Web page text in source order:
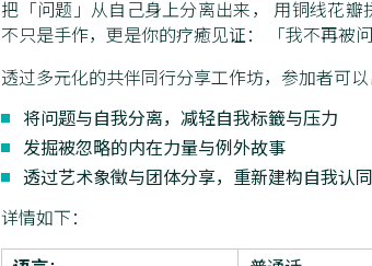
把「问题」从自己身上分离出来， 用铜线花
不只是手作，更是你的疗癒见证： 「我不再被
透过多元化的共伴同行分享工作坊，参加者可以
将问题与自我分离，减轻自我标籤与压力
发掘被忽略的内在力量与例外故事
透过艺术象徵与团体分享，重新建构自我认
详情如下：